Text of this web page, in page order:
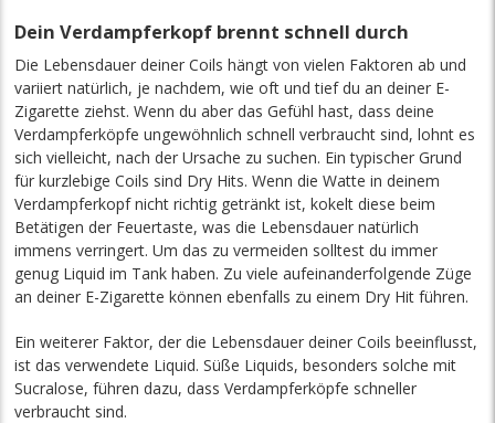
Dein Verdampferkopf brennt schnell durch
Die Lebensdauer deiner Coils hängt von vielen Faktoren ab und
variiert natürlich, je nachdem, wie oft und tief du an deiner E-
Zigarette ziehst. Wenn du aber das Gefühl hast, dass deine
Verdampferköpfe ungewöhnlich schnell verbraucht sind, lohnt es
sich vielleicht, nach der Ursache zu suchen. Ein typischer Grund
für kurzlebige Coils sind Dry Hits. Wenn die Watte in deinem
Verdampferkopf nicht richtig getränkt ist, kokelt diese beim
Betätigen der Feuertaste, was die Lebensdauer natürlich
immens verringert. Um das zu vermeiden solltest du immer
genug Liquid im Tank haben. Zu viele aufeinanderfolgende Züge
an deiner E-Zigarette können ebenfalls zu einem Dry Hit führen.
Ein weiterer Faktor, der die Lebensdauer deiner Coils beeinflusst,
ist das verwendete Liquid. Süße Liquids, besonders solche mit
Sucralose, führen dazu, dass Verdampferköpfe schneller
verbraucht sind.